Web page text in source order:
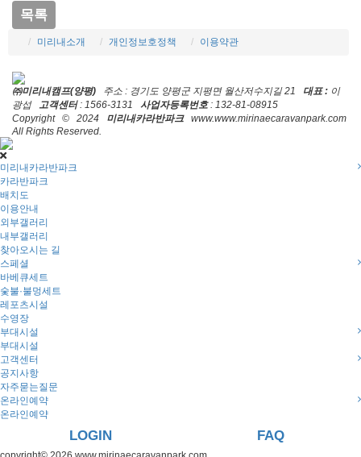
목록
미리내소개 개인정보호정책 이용약관
㈜미리내캠프(양평) 주소 : 경기도 양평군 지평면 월산저수지길 21 대표 : 이
광섭 고객센터: 1566-3131 사업자등록번호: 132-81-08915
Copyright © 2024 미리내카라반파크www.www.mirinaecaravanpark.com
All Rights Reserved.
미리내카라반파크
카라반파크
배치도
이용안내
외부갤러리
내부갤러리
찾아오시는 길
스페셜
바베큐세트
숯불·불멍세트
레포츠시설
수영장
부대시설
부대시설
고객센터
공지사항
자주묻는질문
온라인예약
온라인예약
LOGIN FAQ